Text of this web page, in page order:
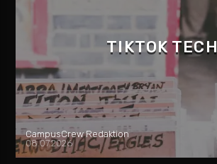
TIKTOK TECH
CampusCrew Redaktion
08.07.2026